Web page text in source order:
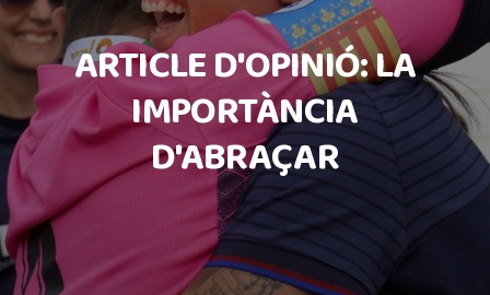
ARTICLE D'OPINIÓ: LA
IMPORTÀNCIA
D'ABRAÇAR